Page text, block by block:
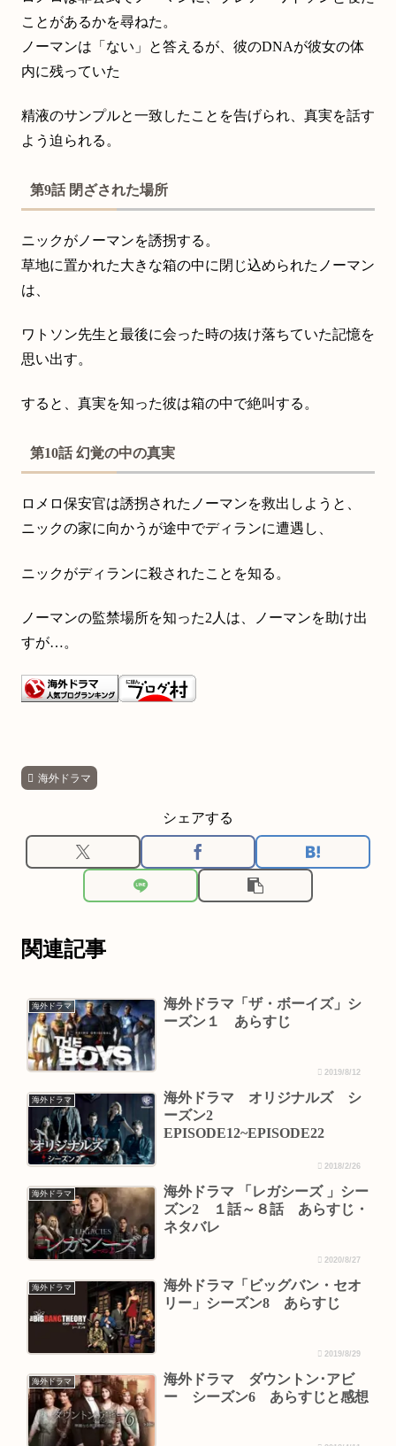
ことがあるかを尋ねた。
ノーマンは「ない」と答えるが、彼のDNAが彼女の体
内に残っていた
精液のサンプルと一致したことを告げられ、真実を話す
よう迫られる。
第9話 閉ざされた場所
ニックがノーマンを誘拐する。
草地に置かれた大きな箱の中に閉じ込められたノーマン
は、
ワトソン先生と最後に会った時の抜け落ちていた記憶を
思い出す。
すると、真実を知った彼は箱の中で絶叫する。
第10話 幻覚の中の真実
ロメロ保安官は誘拐されたノーマンを救出しようと、
ニックの家に向かうが途中でディランに遭遇し、
ニックがディランに殺されたことを知る。
ノーマンの監禁場所を知った2人は、ノーマンを助け出
すが…。
海外ドラマ
シェアする
関連記事
海外ドラマ
海外ドラマ「ザ・ボーイズ」シ
ーズン１ あらすじ
2019/8/12
海外ドラマ
海外ドラマ オリジナルズ シ
ーズン2
EPISODE12~EPISODE22
2018/2/26
海外ドラマ
海外ドラマ 「レガシーズ 」シー
ズン2 １話～８話 あらすじ・
ネタバレ
2020/8/27
海外ドラマ
海外ドラマ「ビッグバン・セオ
リー」シーズン8 あらすじ
2019/8/29
海外ドラマ
海外ドラマ ダウントン･アビ
ー シーズン6 あらすじと感想